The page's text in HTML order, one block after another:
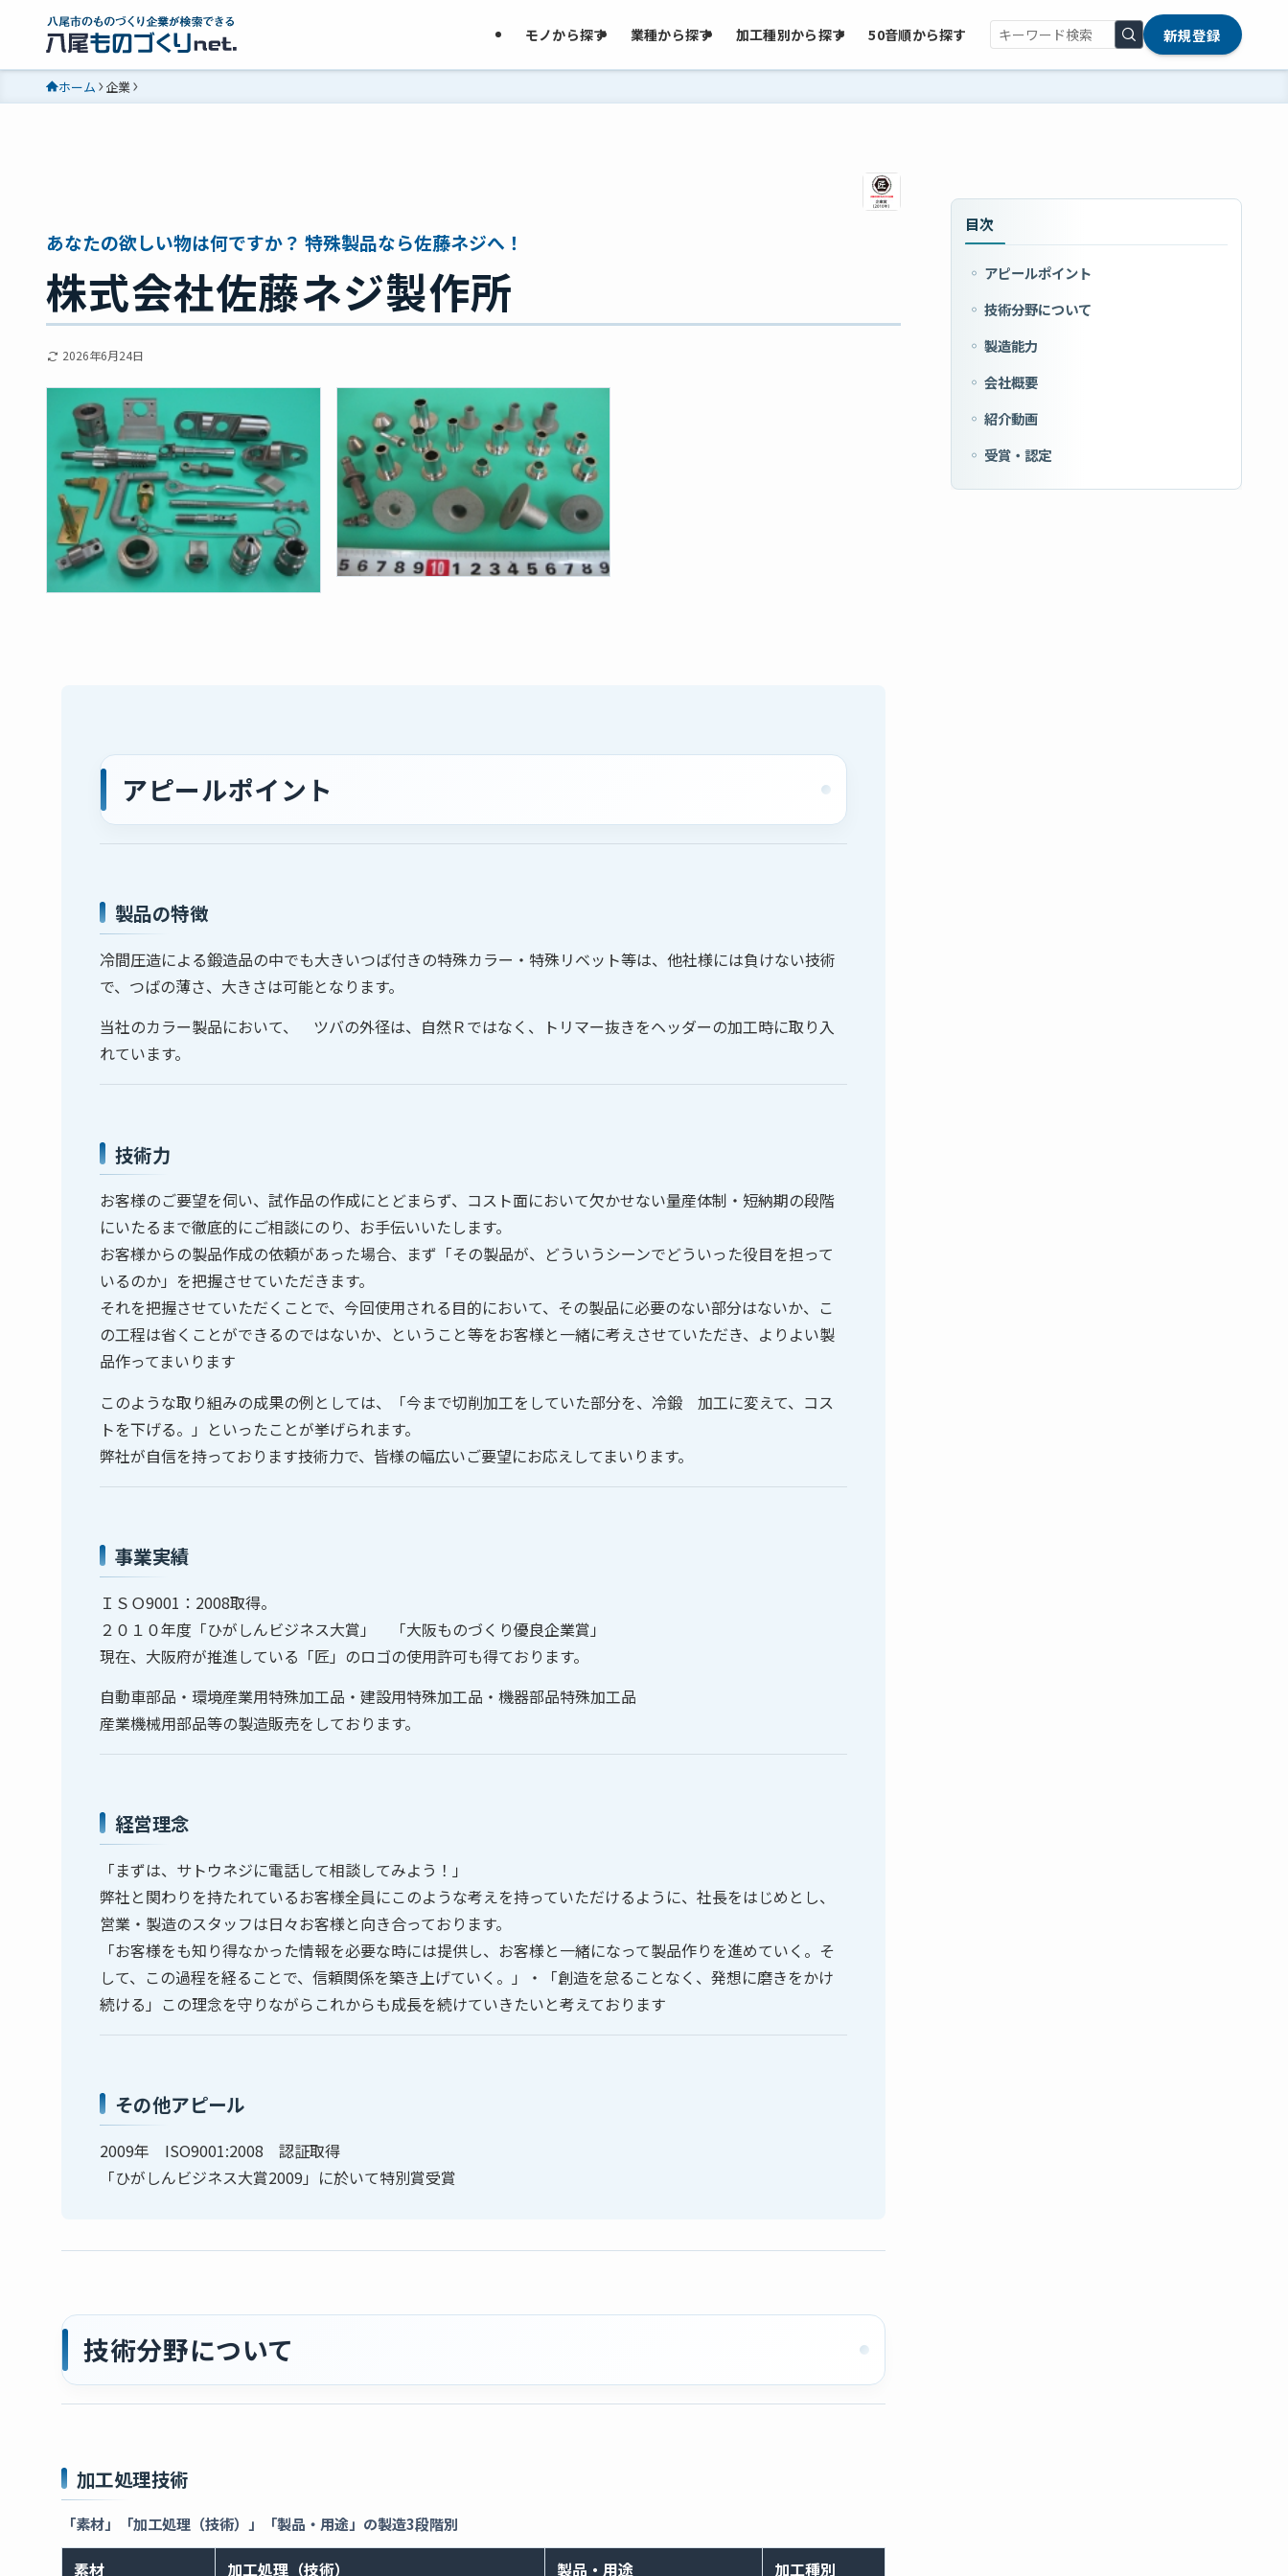
モノから探す 業種から探す 加工種別から探す 50音順から探す 新規登録
ホーム 企業
あなたの欲しい物は何ですか？ 特殊製品なら佐藤ネジへ！
株式会社佐藤ネジ製作所
2026年6月24日
アピールポイント
製品の特徴
冷間圧造による鍛造品の中でも大きいつば付きの特殊カラー・特殊リベット等は、他社様には負けない技術
で、つばの薄さ、大きさは可能となります。
当社のカラー製品において、 ツバの外径は、自然Ｒではなく、トリマー抜きをヘッダーの加工時に取り入
れています。
技術力
お客様のご要望を伺い、試作品の作成にとどまらず、コスト面において欠かせない量産体制・短納期の段階
にいたるまで徹底的にご相談にのり、お手伝いいたします。
お客様からの製品作成の依頼があった場合、まず「その製品が、どういうシーンでどういった役目を担って
いるのか」を把握させていただきます。
それを把握させていただくことで、今回使用される目的において、その製品に必要のない部分はないか、こ
の工程は省くことができるのではないか、ということ等をお客様と一緒に考えさせていただき、よりよい製
品作ってまいります
このような取り組みの成果の例としては、「今まで切削加工をしていた部分を、冷鍛 加工に変えて、コス
トを下げる。」といったことが挙げられます。
弊社が自信を持っております技術力で、皆様の幅広いご要望にお応えしてまいります。
事業実績
ＩＳＯ9001：2008取得。
２０１０年度「ひがしんビジネス大賞」 「大阪ものづくり優良企業賞」
現在、大阪府が推進している「匠」のロゴの使用許可も得ております。
自動車部品・環境産業用特殊加工品・建設用特殊加工品・機器部品特殊加工品
産業機械用部品等の製造販売をしております。
経営理念
「まずは、サトウネジに電話して相談してみよう！」
弊社と関わりを持たれているお客様全員にこのような考えを持っていただけるように、社長をはじめとし、
営業・製造のスタッフは日々お客様と向き合っております。
「お客様をも知り得なかった情報を必要な時には提供し、お客様と一緒になって製品作りを進めていく。そ
して、この過程を経ることで、信頼関係を築き上げていく。」・「創造を怠ることなく、発想に磨きをかけ
続ける」この理念を守りながらこれからも成長を続けていきたいと考えております
その他アピール
2009年 ISO9001:2008 認証取得
「ひがしんビジネス大賞2009」に於いて特別賞受賞
技術分野について
加工処理技術
「素材」「加工処理（技術）」「製品・用途」の製造3段階別
素材 加工処理（技術） 製品・用途 加工種別
目次
アピールポイント
技術分野について
製造能力
会社概要
紹介動画
受賞・認定